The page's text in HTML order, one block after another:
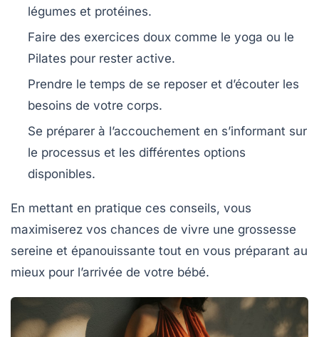
légumes et protéines.
Faire des exercices doux comme le yoga ou le
Pilates pour rester active.
Prendre le temps de se reposer et d’écouter les
besoins de votre corps.
Se préparer à l’accouchement en s’informant sur
le processus et les différentes options
disponibles.
En mettant en pratique ces conseils, vous
maximiserez vos chances de vivre une grossesse
sereine et épanouissante tout en vous préparant au
mieux pour l’arrivée de votre bébé.